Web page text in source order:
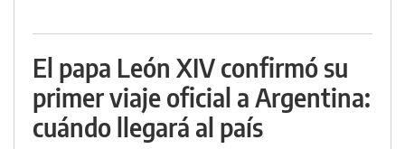
El papa León XIV confirmó su
primer viaje oficial a Argentina:
cuándo llegará al país